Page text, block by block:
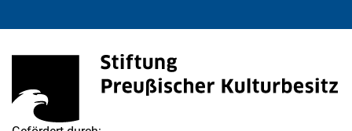
Stiftung Preußischer Kulturbesitz
(externer Link, öffnet neues Fenster)